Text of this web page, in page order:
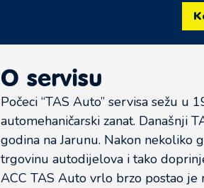
O servisu
Počeci “TAS Auto” servisa sežu u
automehaničarski zanat. Današnji
godina na Jarunu. Nakon nekoliko
trgovinu autodijelova i tako
ACC TAS Auto vrlo brzo postao je